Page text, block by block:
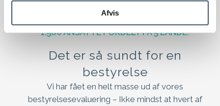
Afvis
1.500 ANSATTE FORDELT PÅ 5 LANDE.
Det er så sundt for en
bestyrelse
Vi har fået en helt masse ud af vores
bestyrelsesevaluering – Ikke mindst at hvert af